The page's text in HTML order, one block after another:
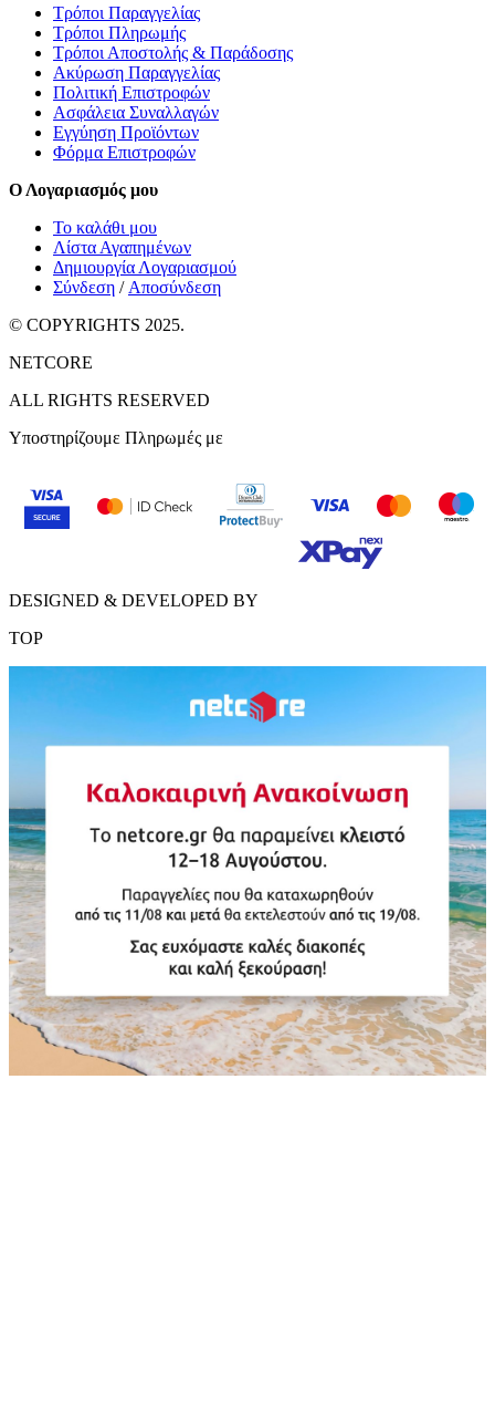
Τρόποι Παραγγελίας
Τρόποι Πληρωμής
Τρόποι Αποστολής & Παράδοσης
Ακύρωση Παραγγελίας
Πολιτική Επιστροφών
Ασφάλεια Συναλλαγών
Εγγύηση Προϊόντων
Φόρμα Επιστροφών
Ο Λογαριασμός μου
Το καλάθι μου
Λίστα Αγαπημένων
Δημιουργία Λογαριασμού
Σύνδεση / Αποσύνδεση
© COPYRIGHTS 2025.
NETCORE
ALL RIGHTS RESERVED
Υποστηρίζουμε Πληρωμές με
DESIGNED & DEVELOPED BY
TOP